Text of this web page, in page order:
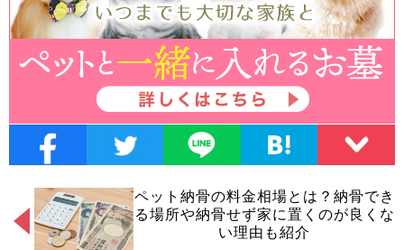
ペット納骨の料金相場とは？納骨でき
る場所や納骨せず家に置くのが良くな
い理由も紹介